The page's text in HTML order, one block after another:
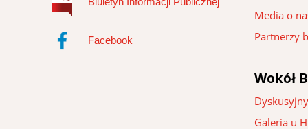
Facebook
Media o
Partnerzy
Wokół
Galeria u